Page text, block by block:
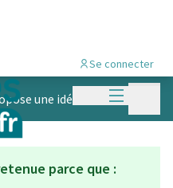
Menu
Se connecter
une idée
parce que :